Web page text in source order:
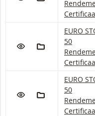
VOEG TOE AAN
AAN PORTFOLIO
EURO
50
VOEG TOE AAN
AAN PORTFOLIO
EURO
50